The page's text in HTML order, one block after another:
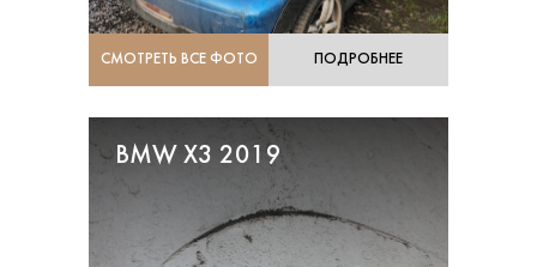
СМОТРЕТЬ ВСЕ ФОТО ПОДРОБНЕЕ
BMW X3 2019